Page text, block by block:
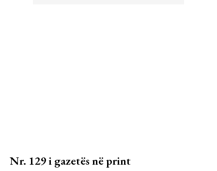
Nr. 129 i gazetës në print